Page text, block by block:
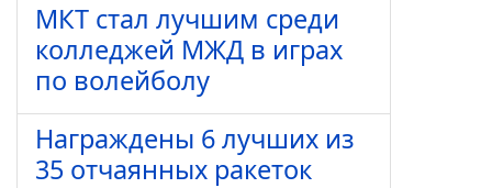
МКТ стал лучшим среди
колледжей МЖД в играх
по волейболу
Награждены 6 лучших из
35 отчаянных ракеток